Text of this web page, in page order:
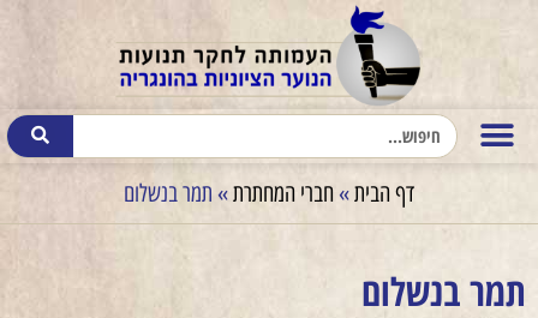
דף הבית» חברי המחתרת» תמר בנשלום
תמר בנשלום